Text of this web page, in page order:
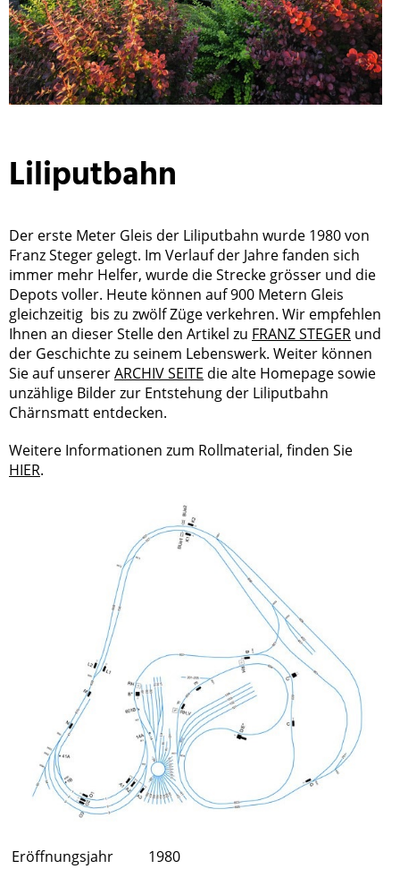
Liliputbahn
Der erste Meter Gleis der Liliputbahn wurde 1980 von
Franz Steger gelegt. Im Verlauf der Jahre fanden sich
immer mehr Helfer, wurde die Strecke grösser und die
Depots voller. Heute können auf 900 Metern Gleis
gleichzeitig bis zu zwölf Züge verkehren. Wir empfehlen
Ihnen an dieser Stelle den Artikel zu FRANZ STEGER und
der Geschichte zu seinem Lebenswerk. Weiter können
Sie auf unsererARCHIV SEITE die alte Homepage sowie
unzählige Bilder zur Entstehung der Liliputbahn
Chärnsmatt entdecken.
Weitere Informationen zum Rollmaterial, finden Sie
HIER.
Eröffnungsjahr
1980